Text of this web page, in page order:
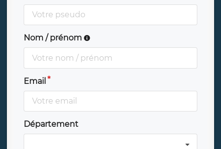
Nom / prénom
Email
Département